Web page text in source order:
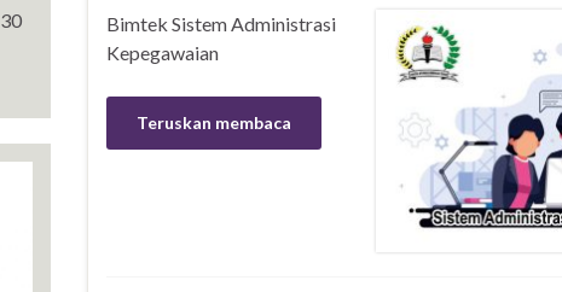
Bimtek Sistem Administrasi
Kepegawaian
Teruskan membaca
30